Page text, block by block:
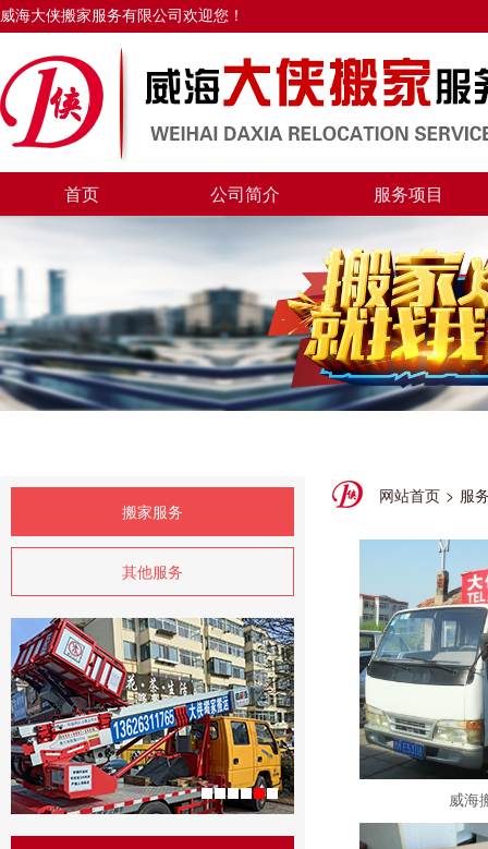
威海大侠搬家服务有限公司欢迎您！
首页 公司简介 服务项目
搬家服务
其他服务
网站首页 > 服
威海